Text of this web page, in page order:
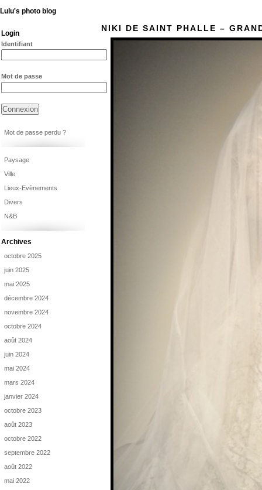
Lulu's photo blog
NIKI DE SAINT PHALLE –
Login
Identifiant
Mot de passe
Mot de passe perdu ?
Paysage
Ville
Lieux-Evènements
Divers
N&B
Archives
octobre 2025
juin 2025
mai 2025
décembre 2024
novembre 2024
octobre 2024
août 2024
juin 2024
mai 2024
mars 2024
janvier 2024
octobre 2023
août 2023
octobre 2022
septembre 2022
août 2022
mai 2022